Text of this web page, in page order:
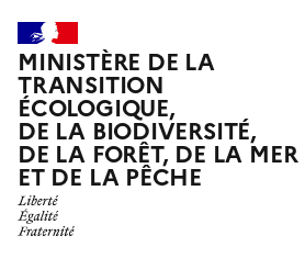
MINISTÈRE DE LA
TRANSITION
ÉCOLOGIQUE,
DE LA BIODIVERSITÉ,
DE LA FORÊT, DE LA MER
ET DE LA PÊCHE